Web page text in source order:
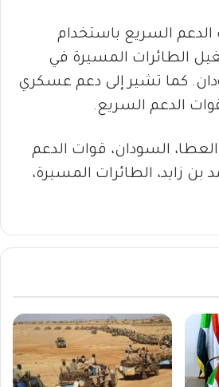
الدعم السريع باستخدام
الطائرات المسيرة في
كما تشير إلى دعم عسكري
الدعم السريع.
السودان، قوات الدعم
بن زايد، الطائرات المسيرة،